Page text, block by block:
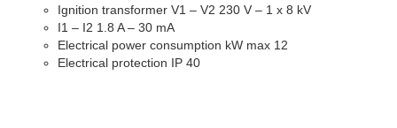
Ignition transformer V1 – V2 230 V – 1 x 8 kV
I1 – I2 1.8 A – 30 mA
Electrical power consumption kW max 12
Electrical protection IP 40